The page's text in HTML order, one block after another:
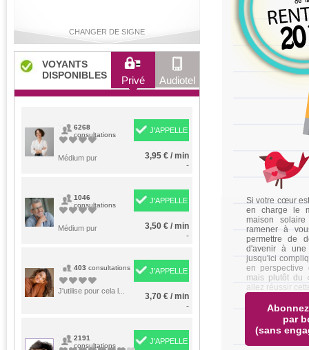
CHANGER DE SIGNE
Bélier Taureau Gémeaux Cancer
Lion Vierge Scorpion
Sagittaire
VOYANTS
DISPONIBLES
Privé Audiotel
6268
consultations
Médium pur
J'APPELLE
3,95 € / min
-
1046
consultations
Médium pur
J'APPELLE
3,50 € / min
-
403 consultations
J'utilise pour cela l...
J'APPELLE
3,70 € / min
-
2191
consultations
J'APPELLE
Si votre cœur
en charge le
maison
ramener à
permettre de
d'avenir à
jusqu'ici
en perspective
mais plutôt du
allez réussir
par
(sans